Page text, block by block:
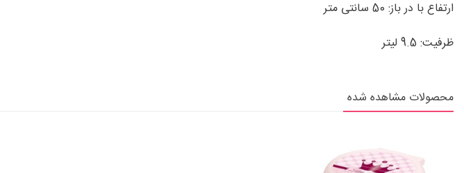
ارتفاع با در باز: 50 سانتی متر
ظرفیت: 9.5 لیتر
محصولات مشاهده شده